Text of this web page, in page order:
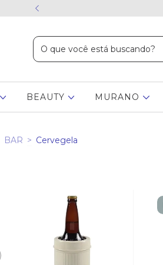
BEAUTY MURANO
BAR > Cervegela